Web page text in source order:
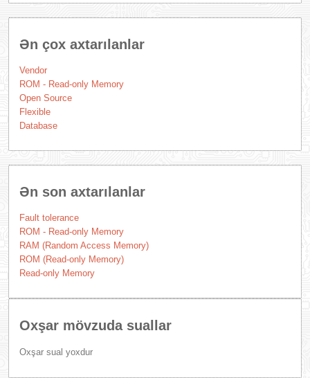
Ən çox axtarılanlar
Vendor
ROM - Read-only Memory
Open Source
Flexible
Database
Ən son axtarılanlar
Fault tolerance
ROM - Read-only Memory
RAM (Random Access Memory)
ROM (Read-only Memory)
Read-only Memory
Oxşar mövzuda suallar
Oxşar sual yoxdur